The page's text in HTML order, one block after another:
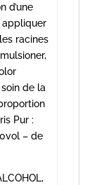
d’une
appliquer
racines
de la
Pur :
– de